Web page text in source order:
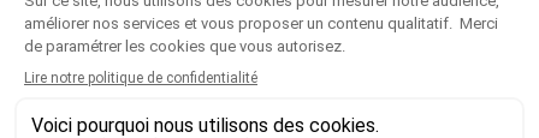
CGV|CGU |Mentions légales
Paiement sécurisé